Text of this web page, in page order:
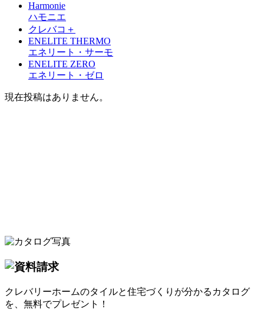
Harmonie
ハモニエ
クレバコ＋
ENELITE THERMO
エネリート・サーモ
ENELITE ZERO
エネリート・ゼロ
現在投稿はありません。
クレバリーホームのタイルと住宅づくりが分かるカタログ
を、無料でプレゼント！